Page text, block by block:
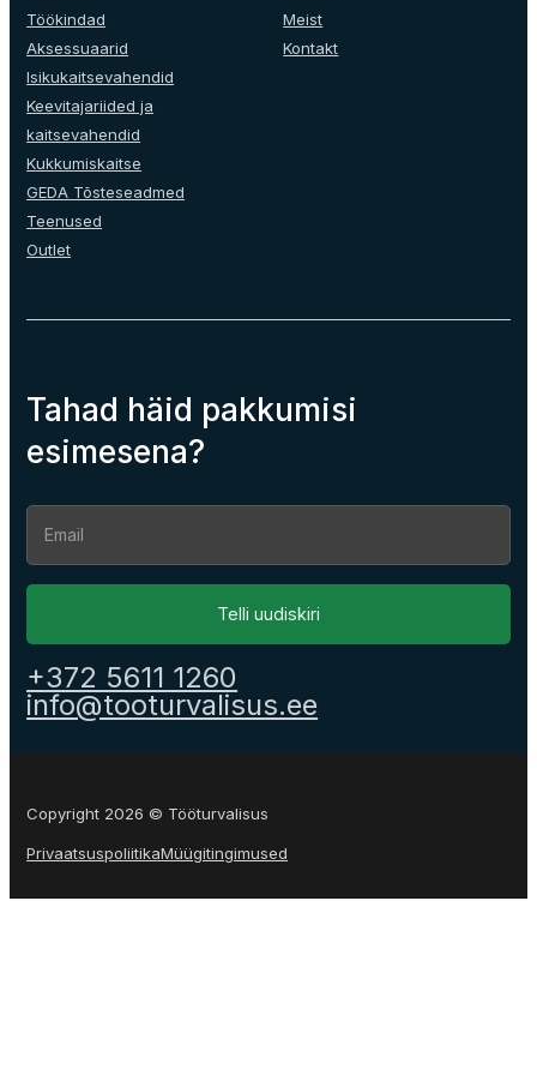
on
the
product
page
Töökindad
Aksessuaarid
Isikukaitsevahendid
Keevitajariided ja
kaitsevahendid
Kukkumiskaitse
GEDA Tõsteseadmed
Teenused
Outlet
Meist
Kontakt
Tahad häid pakkumisi
esimesena?
Section
Telli uudiskiri
+372 5611 1260
info@tooturvalisus.ee
Copyright 2026 © Tööturvalisus
PrivaatsuspoliitikaMüügitingimused